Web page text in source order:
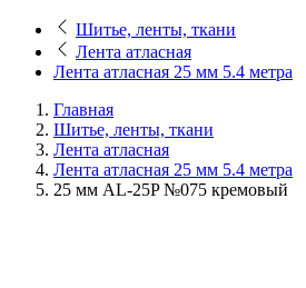
Шитье, ленты, ткани
Лента атласная
Лента атласная 25 мм 5.4 метра
Главная
Шитье, ленты, ткани
Лента атласная
Лента атласная 25 мм 5.4 метра
25 мм AL-25P №075 кремовый